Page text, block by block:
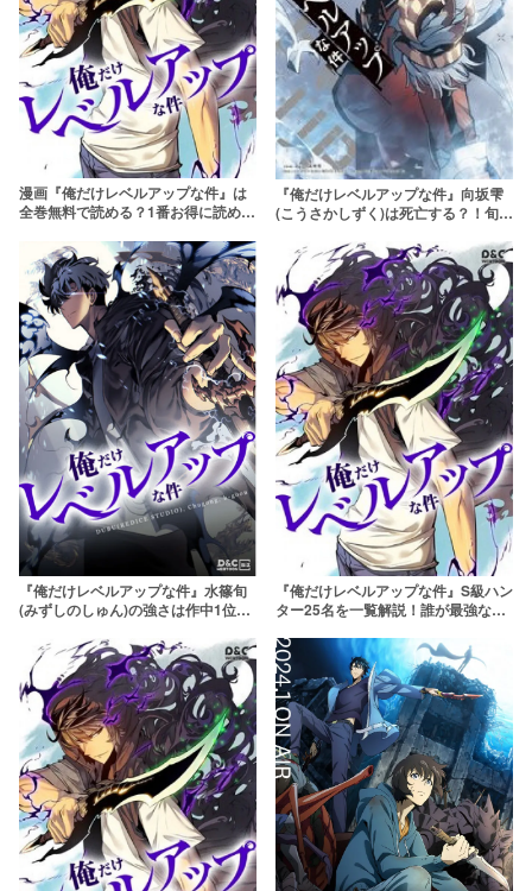
漫画『俺だけレベルアップな件』は
全巻無料で読める？1番お得に読める
『俺だけレベルアップな件』向坂雫
(こうさかしずく)は死亡する？！旬と
『俺だけレベルアップな件』水篠旬
(みずしのしゅん)の強さは作中1位？
『俺だけレベルアップな件』S級ハン
ター25名を一覧解説！誰が最強なの